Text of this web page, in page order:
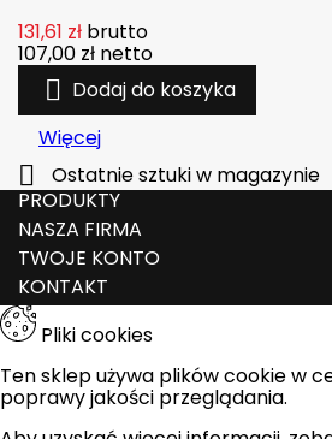
131,61 zł brutto
107,00 zł netto
 Dodaj do koszyka
Więcej

Ostatnie sztuki w magazynie
PRODUKTY
NASZA FIRMA
TWOJE KONTO
KONTAKT
Pliki cookies
Ten sklep używa plików cookie w
poprawy jakości przeglądania.